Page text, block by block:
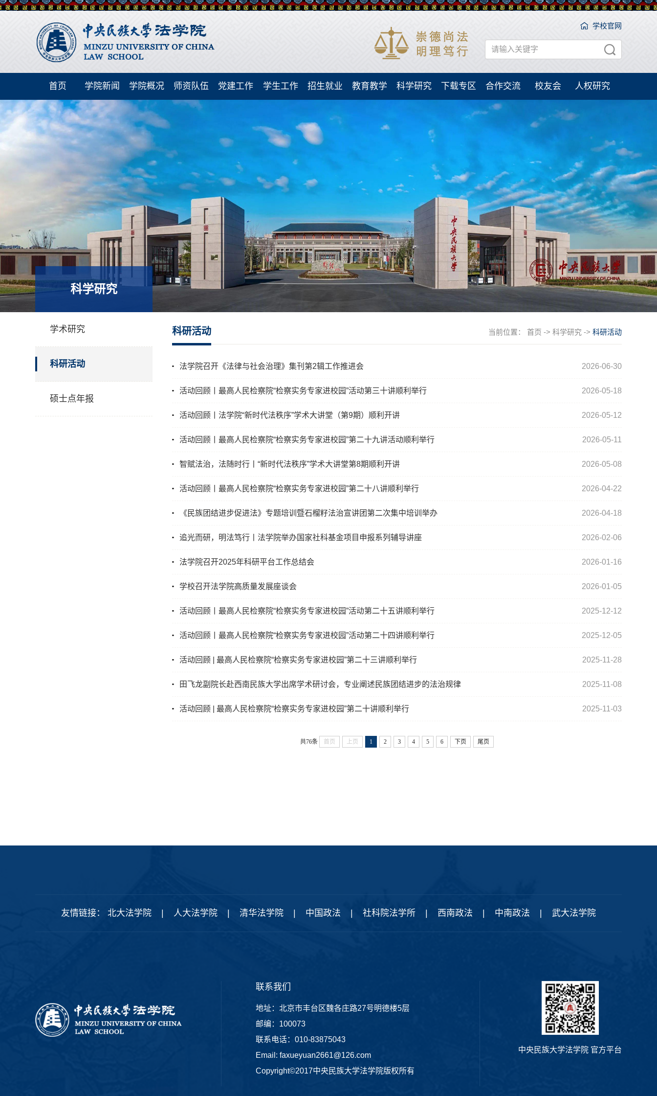
学校官网
首页 学院新闻 学院概况 师资队伍 党建工作 学生工作 招生就业 教育教学 科学研究 下载专区 合作交流 校友会 人权研究
科学研究
学术研究
科研活动
硕士点年报
科研活动 当前位置： 首页 -> 科学研究 -> 科研活动
法学院召开《法律与社会治理》集刊第2辑工作推进会 2026-06-30
活动回顾丨最高人民检察院“检察实务专家进校园”活动第三十讲顺利举行 2026-05-18
活动回顾丨法学院“新时代法秩序”学术大讲堂（第9期）顺利开讲 2026-05-12
活动回顾丨最高人民检察院“检察实务专家进校园”第二十九讲活动顺利举行 2026-05-11
智赋法治，法随时行丨“新时代法秩序”学术大讲堂第8期顺利开讲 2026-05-08
活动回顾丨最高人民检察院“检察实务专家进校园”第二十八讲顺利举行 2026-04-22
《民族团结进步促进法》专题培训暨石榴籽法治宣讲团第二次集中培训举办 2026-04-18
追光而研，明法笃行丨法学院举办国家社科基金项目申报系列辅导讲座 2026-02-06
法学院召开2025年科研平台工作总结会 2026-01-16
学校召开法学院高质量发展座谈会 2026-01-05
活动回顾丨最高人民检察院“检察实务专家进校园”活动第二十五讲顺利举行 2025-12-12
活动回顾丨最高人民检察院“检察实务专家进校园”活动第二十四讲顺利举行 2025-12-05
活动回顾 | 最高人民检察院“检察实务专家进校园”第二十三讲顺利举行 2025-11-28
田飞龙副院长赴西南民族大学出席学术研讨会，专业阐述民族团结进步的法治规律 2025-11-08
活动回顾 | 最高人民检察院“检察实务专家进校园”第二十讲顺利举行 2025-11-03
共76条 首页 上页 1 2 3 4 5 6 下页 尾页
友情链接： 北大法学院 人大法学院 清华法学院 中国政法 社科院法学所 西南政法 中南政法 武大法学院
联系我们
地址：北京市丰台区魏各庄路27号明德楼5层
邮编：100073
联系电话：010-83875043
Email: faxueyuan2661@126.com
Copyright©2017中央民族大学法学院版权所有
中央民族大学法学院 官方平台